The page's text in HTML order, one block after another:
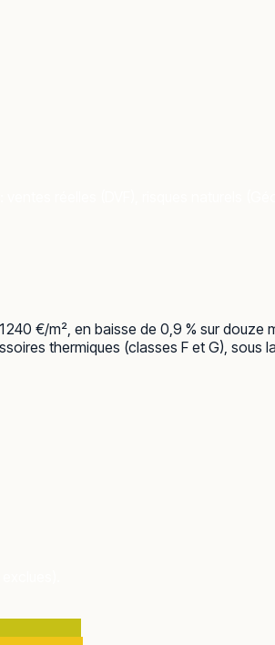
€/m², en baisse de 0,9 % sur
thermiques (classes F et G),